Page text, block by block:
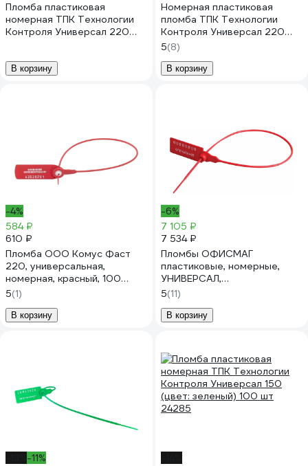
Пломба пластиковая
номерная ТПК Технологии
Контроля Универсал 220
В корзину
Номерная пластиковая
пломба ТПК Технологии
Контроля Универсал 220
(Цвет:красный) 1000 шт.
24158
5(8)
В корзину
-4%
584 ₽
610 ₽
Пломба ООО Комус Фаст
220, универсальная,
номерная, красный, 100
штук/упаковка 1747328
5(1)
В корзину
-6%
7 105 ₽
7 534 ₽
Пломбы ОФИСМАГ
пластиковые, номерные,
УНИВЕРСАЛ,
самофиксирующиеся, длина
320 мм, красные, комплект
1000шт 600806
5(11)
В корзину
-11%